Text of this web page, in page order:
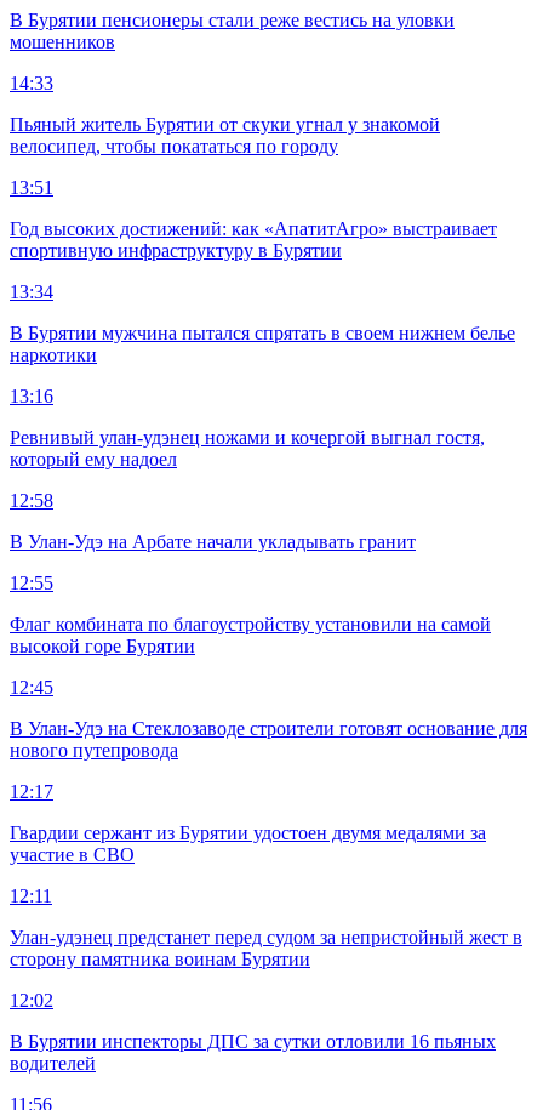
В Бурятии пенсионеры стали реже вестись на уловки
мошенников
14:33
Пьяный житель Бурятии от скуки угнал у знакомой
велосипед, чтобы покататься по городу
13:51
Год высоких достижений: как «АпатитАгро» выстраивает
спортивную инфраструктуру в Бурятии
13:34
В Бурятии мужчина пытался спрятать в своем нижнем белье
наркотики
13:16
Ревнивый улан-удэнец ножами и кочергой выгнал гостя,
который ему надоел
12:58
В Улан-Удэ на Арбате начали укладывать гранит
12:55
Флаг комбината по благоустройству установили на самой
высокой горе Бурятии
12:45
В Улан-Удэ на Стеклозаводе строители готовят основание для
нового путепровода
12:17
Гвардии сержант из Бурятии удостоен двумя медалями за
участие в СВО
12:11
Улан-удэнец предстанет перед судом за непристойный жест в
сторону памятника воинам Бурятии
12:02
В Бурятии инспекторы ДПС за сутки отловили 16 пьяных
водителей
11:56